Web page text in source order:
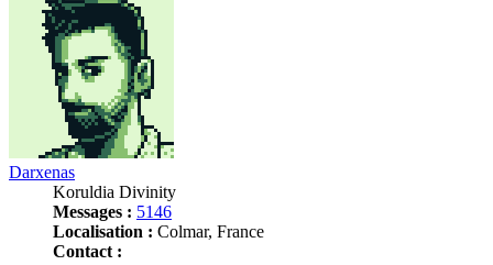
Darxenas
Koruldia Divinity
Messages : 5146
Localisation : Colmar, France
Contact :